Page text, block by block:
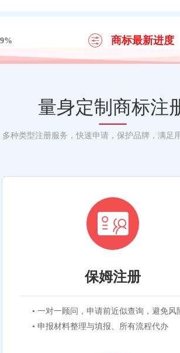
商标最新进度
量身定制商标注
多种类型注册服务，快速申请，保护品牌，满足
保姆注册
• 一对一顾问，申请前近似查询，避免风
• 申报材料整理与填报、所有流程代办